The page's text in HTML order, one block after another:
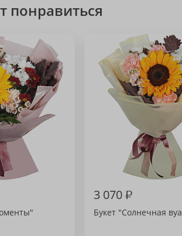
понравиться
3 070₽
Букет "Солнечная